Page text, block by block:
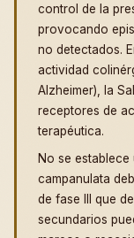
control de la
provocando
no detectados.
actividad
Alzheimer), la
receptores de
terapéutica.
No se establece
campanulata
de fase III que
secundarios